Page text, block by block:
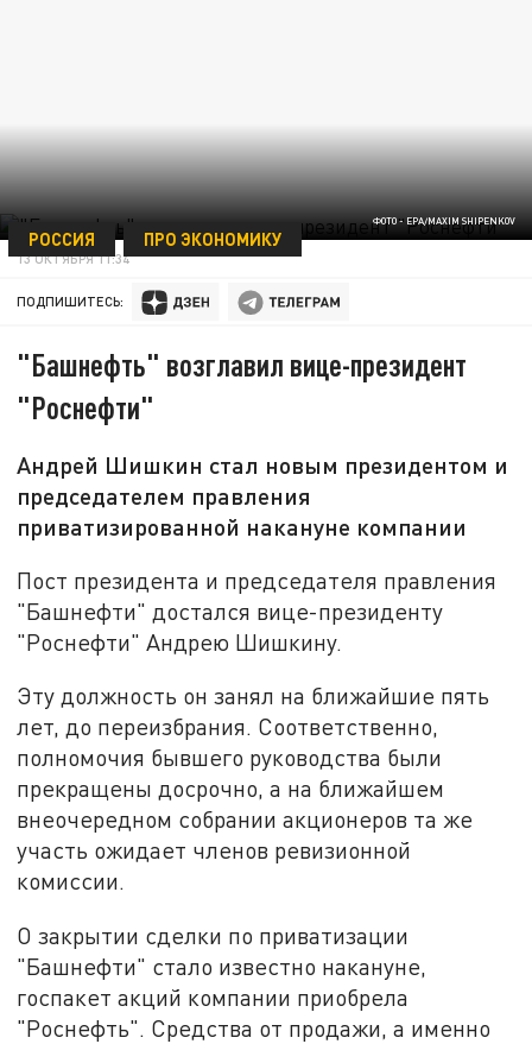
ФОТО - EPA/MAXIM SHIPENKOV
РОССИЯ ПРО ЭКОНОМИКУ
13 ОКТЯБРЯ 11:34
ПОДПИШИТЕСЬ:
"Башнефть" возглавил вице-президент
"Роснефти"
Андрей Шишкин стал новым президентом и
председателем правления
приватизированной накануне компании
Пост президента и председателя правления
"Башнефти" достался вице-президенту
"Роснефти" Андрею Шишкину.
Эту должность он занял на ближайшие пять
лет, до переизбрания. Соответственно,
полномочия бывшего руководства были
прекращены досрочно, а на ближайшем
внеочередном собрании акционеров та же
участь ожидает членов ревизионной
комиссии.
О закрытии сделки по приватизации
"Башнефти" стало известно накануне,
госпакет акций компании приобрела
"Роснефть". Средства от продажи, а именно